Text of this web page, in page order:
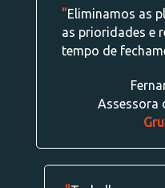
"Eliminamos as
as prioridades e
tempo de
Assessora